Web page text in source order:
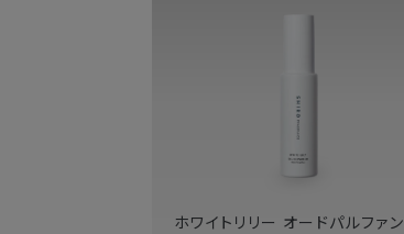
ホワイトリリー オードパルファン